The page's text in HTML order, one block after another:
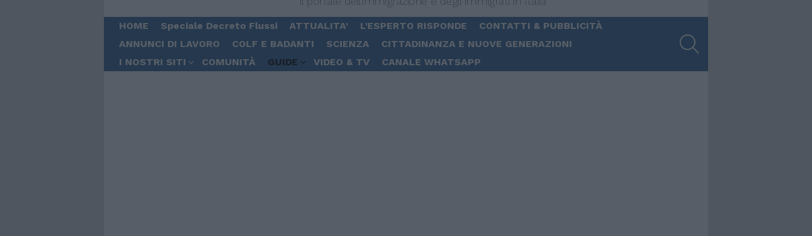
HOME Speciale Decreto Flussi ATTUALITA’ L’ESPERTO RISPONDE
CONTATTI & PUBBLICITÀ
ANNUNCI DI LAVORO
COLF E BADANTI SCIENZA
CITTADINANZA E NUOVE GENERAZIONI
I NOSTRI SITI
COMUNITÀ GUIDE VIDEO & TV CANALE WHATSAPP